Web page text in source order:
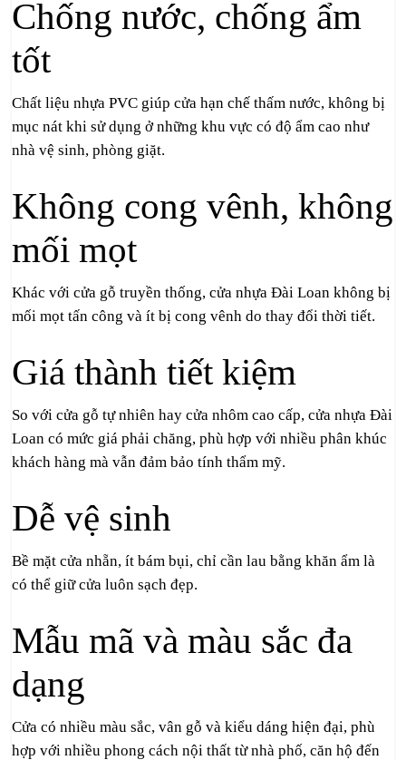
Chống nước, chống ẩm
tốt
Chất liệu nhựa PVC giúp cửa hạn chế thấm nước, không bị
mục nát khi sử dụng ở những khu vực có độ ẩm cao như
nhà vệ sinh, phòng giặt.
Không cong vênh, không
mối mọt
Khác với cửa gỗ truyền thống, cửa nhựa Đài Loan không bị
mối mọt tấn công và ít bị cong vênh do thay đổi thời tiết.
Giá thành tiết kiệm
So với cửa gỗ tự nhiên hay cửa nhôm cao cấp, cửa nhựa Đài
Loan có mức giá phải chăng, phù hợp với nhiều phân khúc
khách hàng mà vẫn đảm bảo tính thẩm mỹ.
Dễ vệ sinh
Bề mặt cửa nhẵn, ít bám bụi, chỉ cần lau bằng khăn ẩm là
có thể giữ cửa luôn sạch đẹp.
Mẫu mã và màu sắc đa
dạng
Cửa có nhiều màu sắc, vân gỗ và kiểu dáng hiện đại, phù
hợp với nhiều phong cách nội thất từ nhà phố, căn hộ đến